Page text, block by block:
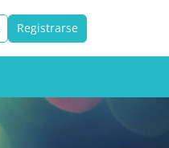
Registrarse